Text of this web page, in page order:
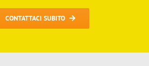
CONTATTACI SUBITO